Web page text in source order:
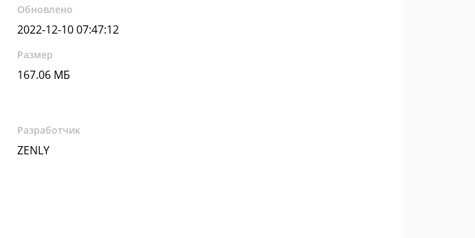
Обновлено
2022-12-10 07:47:12
Размер
167.06 МБ
Разработчик
ZENLY